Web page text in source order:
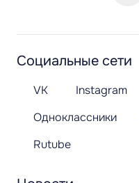
Социальные сети
VK Instagram
Одноклассники
Rutube